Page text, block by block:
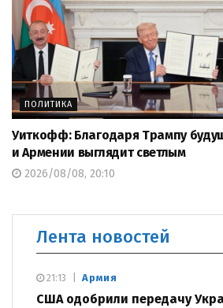
ПОЛИТИКА
Уиткофф: Благодаря Трампу
и Армении выглядит светлым
2026/08/08, 20:10
Лента новостей
Армия
США одобрили передачу
21:13